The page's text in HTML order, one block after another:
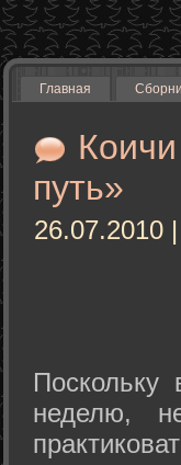
Главная
путь»
26.07.2010
Поскольку
неделю,